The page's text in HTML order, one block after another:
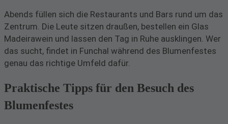
Abends füllen sich die Restaurants und Bars rund um das
Zentrum. Die Leute sitzen draußen, bestellen ein Glas
Madeirawein und lassen den Tag in Ruhe ausklingen. Wer
das sucht, findet in Funchal während des Blumenfestes
genau das richtige Umfeld dafür.
Praktische Tipps für den Besuch des
Blumenfestes